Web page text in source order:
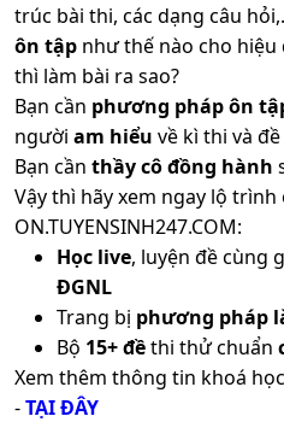
trúc bài thi, các dạng câu
ôn tập như thế nào cho
thì làm bài ra sao?
Bạn cần phương pháp ôn
người am hiểu về kì thi và
Bạn cần thầy cô đồng hành
Vậy thì hãy xem ngay lộ
ON.TUYENSINH247.COM:
Học live, luyện đề cùng
ĐGNL
Trang bị phương pháp
Bộ 15+ đềthi thử chuẩn
Xem thêm thông tin khoá
-TẠI ĐÂY